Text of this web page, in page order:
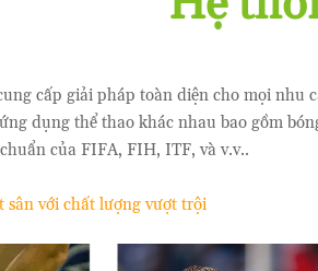
cấp giải pháp toàn diện cho mọi nhu
dụng thể thao khác nhau bao gồm
của FIFA, FIH, ITF, và v.v..
sân với chất lượng vượt trội